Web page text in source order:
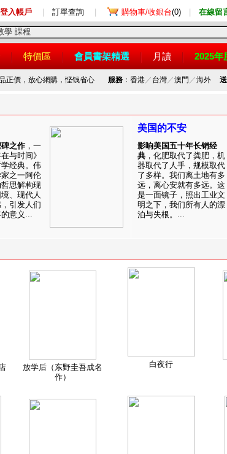
登入帳戶 訂單查詢 購物車/收銀台(0) 在線留
特價區 會員書架精選 月讀 2025年
正價，放心網購，悭钱省心 服務：香港／ 台灣／澳門 ／海外
之作 ，一
与时间》
经典。伟
之一阿伦
思解构现
、现代人
引发人们
意义...
美国的不安
影响美国五十年长销经
典 ，化肥取代了粪肥，机
器取代了人手，规模取代
了多样。我们离土地有多
远，离心安就有多远。这
是一面镜子，照出工业文
明之下，我们所有人的漂
泊与失根。...
放学后（东野圭吾成名
作）
白夜行